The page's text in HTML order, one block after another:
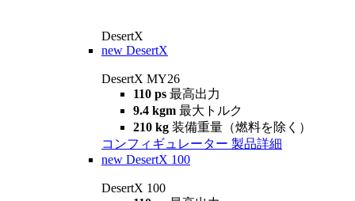
DesertX
new DesertX
DesertX MY26
110 ps 最高出力
9.4 kgm 最大トルク
210 kg 装備重量（燃料を除く）
コンフィギュレーター 製品詳細
new DesertX 100
DesertX 100